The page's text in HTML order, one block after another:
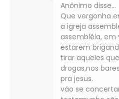
Anônimo disse…
Que vergonha
a igreja
assembléia, em
estarem
tirar aqueles
drogas,nos
pra jesus.
vão se